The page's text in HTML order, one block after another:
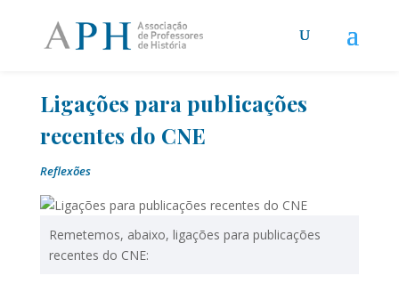
Ligações para publicações
recentes do CNE
Reflexões
Remetemos, abaixo, ligações para publicações
recentes do CNE: